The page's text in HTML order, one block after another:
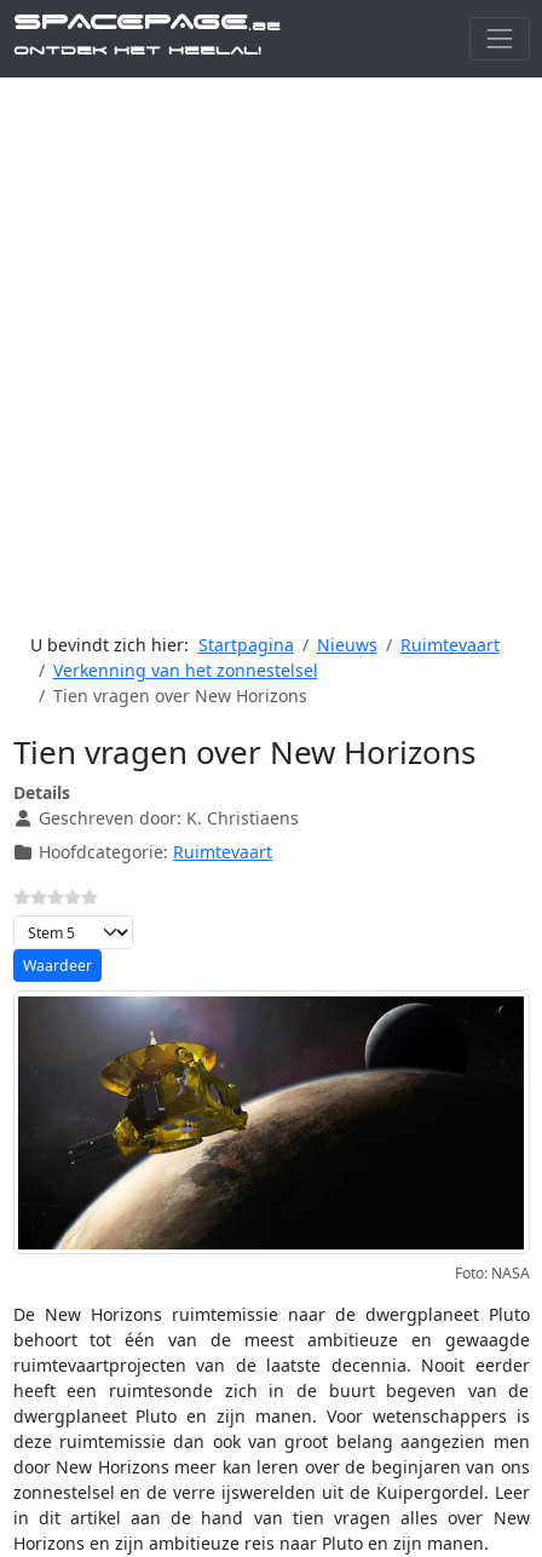
SPACEPAGE.be
Ontdek het heelal!
U bevindt zich hier: Startpagina Nieuws
Ruimtevaart
Verkenning van het zonnestelsel
Tien vragen over New Horizons
Tien vragen over New Horizons
Details
Geschreven door: K. Christiaens
Hoofdcategorie: Ruimtevaart
Voeg waardering toe
Foto: NASA
De New Horizons ruimtemissie naar de dwergplaneet Pluto
behoort tot één van de meest ambitieuze en gewaagde
ruimtevaartprojecten van de laatste decennia. Nooit eerder
heeft een ruimtesonde zich in de buurt begeven van de
dwergplaneet Pluto en zijn manen. Voor wetenschappers is
deze ruimtemissie dan ook van groot belang aangezien men
door New Horizons meer kan leren over de beginjaren van ons
zonnestelsel en de verre ijswerelden uit de Kuipergordel. Leer
in dit artikel aan de hand van tien vragen alles over New
Horizons en zijn ambitieuze reis naar Pluto en zijn manen.